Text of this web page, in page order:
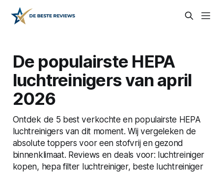
De populairste HEPA
luchtreinigers van april
2026
Ontdek de 5 best verkochte en populairste HEPA
luchtreinigers van dit moment. Wij vergeleken de
absolute toppers voor een stofvrij en gezond
binnenklimaat. Reviews en deals voor: luchtreiniger
kopen, hepa filter luchtreiniger, beste luchtreiniger